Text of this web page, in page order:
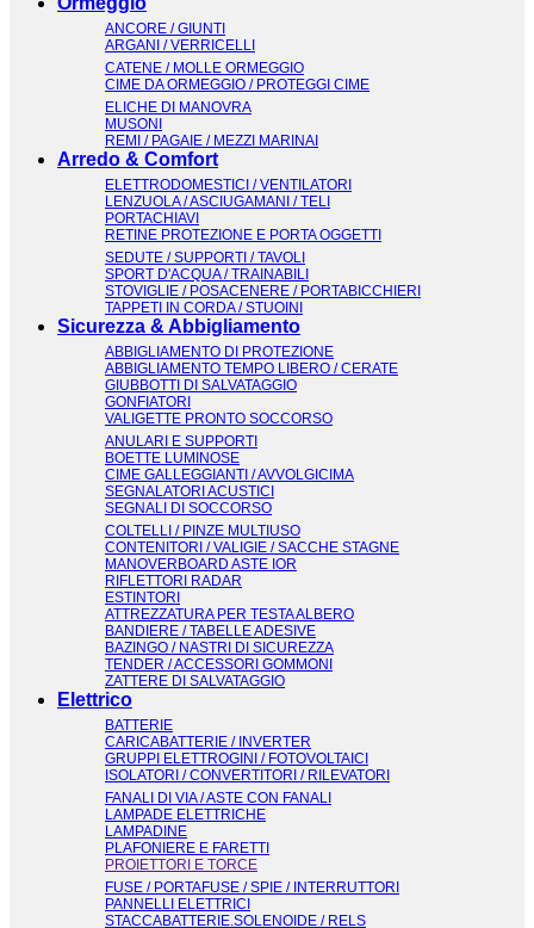
ANCORE / GIUNTI
ARGANI / VERRICELLI
CATENE / MOLLE ORMEGGIO
CIME DA ORMEGGIO / PROTEGGI CIME
ELICHE DI MANOVRA
MUSONI
REMI / PAGAIE / MEZZI MARINAI
Arredo & Comfort
ELETTRODOMESTICI / VENTILATORI
LENZUOLA / ASCIUGAMANI / TELI
PORTACHIAVI
RETINE PROTEZIONE E PORTA OGGETTI
SEDUTE / SUPPORTI / TAVOLI
SPORT D'ACQUA / TRAINABILI
STOVIGLIE / POSACENERE / PORTABICCHIERI
TAPPETI IN CORDA / STUOINI
Sicurezza & Abbigliamento
ABBIGLIAMENTO DI PROTEZIONE
ABBIGLIAMENTO TEMPO LIBERO / CERATE
GIUBBOTTI DI SALVATAGGIO
GONFIATORI
VALIGETTE PRONTO SOCCORSO
ANULARI E SUPPORTI
BOETTE LUMINOSE
CIME GALLEGGIANTI / AVVOLGICIMA
SEGNALATORI ACUSTICI
SEGNALI DI SOCCORSO
COLTELLI / PINZE MULTIUSO
CONTENITORI / VALIGIE / SACCHE STAGNE
MANOVERBOARD ASTE IOR
RIFLETTORI RADAR
ESTINTORI
ATTREZZATURA PER TESTA ALBERO
BANDIERE / TABELLE ADESIVE
BAZINGO / NASTRI DI SICUREZZA
TENDER / ACCESSORI GOMMONI
ZATTERE DI SALVATAGGIO
Elettrico
BATTERIE
CARICABATTERIE / INVERTER
GRUPPI ELETTROGINI / FOTOVOLTAICI
ISOLATORI / CONVERTITORI / RILEVATORI
FANALI DI VIA / ASTE CON FANALI
LAMPADE ELETTRICHE
LAMPADINE
PLAFONIERE E FARETTI
PROIETTORI E TORCE
FUSE / PORTAFUSE / SPIE / INTERRUTTORI
PANNELLI ELETTRICI
STACCABATTERIE.SOLENOIDE / RELS